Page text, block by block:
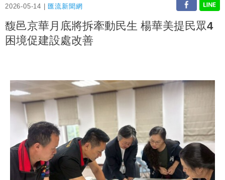
2026-05-14 | 匯流新聞網
馥邑京華月底將拆牽動民生 楊華美提民眾4
困境促建設處改善